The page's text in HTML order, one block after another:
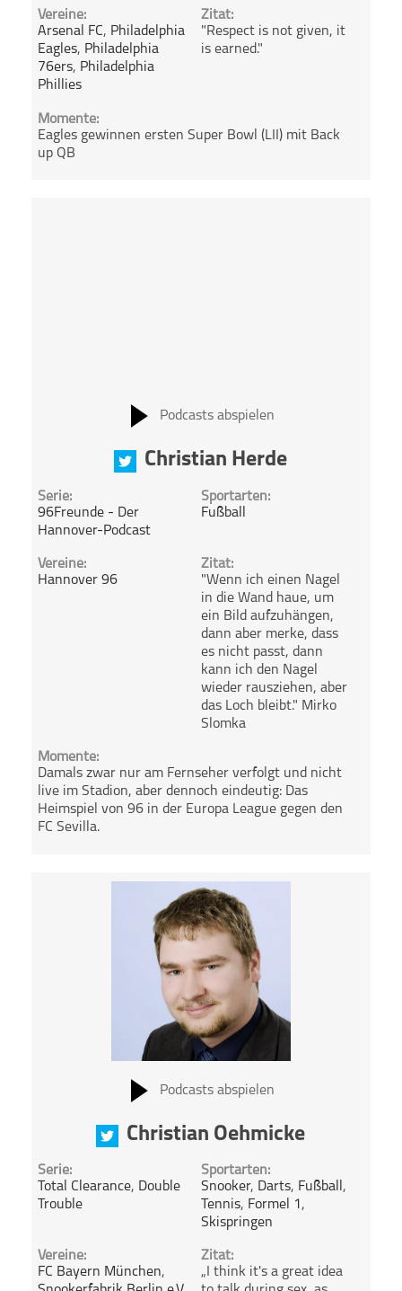
Vereine:
Arsenal FC, Philadelphia
Eagles, Philadelphia
76ers, Philadelphia
Phillies
Zitat:
"Respect is not given, it
is earned."
Momente:
Eagles gewinnen ersten Super Bowl (LII) mit Back
up QB
Podcasts abspielen
Christian Herde
Serie:
96Freunde - Der
Hannover-Podcast
Sportarten:
Fußball
Vereine:
Hannover 96
Zitat:
"Wenn ich einen Nagel
in die Wand haue, um
ein Bild aufzuhängen,
dann aber merke, dass
es nicht passt, dann
kann ich den Nagel
wieder rausziehen, aber
das Loch bleibt." Mirko
Slomka
Momente:
Damals zwar nur am Fernseher verfolgt und nicht
live im Stadion, aber dennoch eindeutig: Das
Heimspiel von 96 in der Europa League gegen den
FC Sevilla.
Podcasts abspielen
Christian Oehmicke
Serie:
Total Clearance, Double
Trouble
Sportarten:
Snooker, Darts, Fußball,
Tennis, Formel 1,
Skispringen
Vereine:
FC Bayern München,
Zitat:
„I think it's a great idea